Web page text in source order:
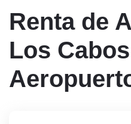
Renta de
Los Cabos